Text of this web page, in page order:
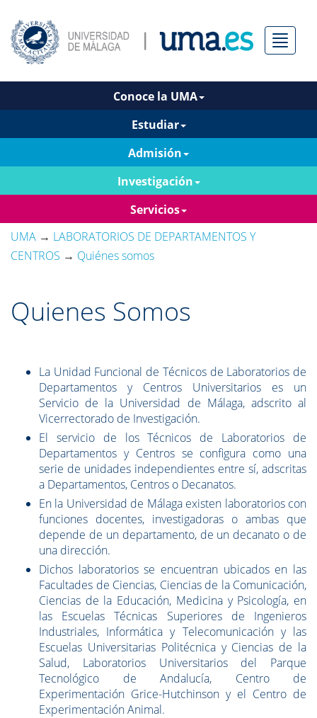
Menú
Conoce la UMA
Estudiar
Admisión
Investigación
Servicios
UMA → LABORATORIOS DE DEPARTAMENTOS Y
CENTROS → Quiénes somos
Quienes Somos
La Unidad Funcional de Técnicos de Laboratorios de
Departamentos y Centros Universitarios es un
Servicio de la Universidad de Málaga, adscrito al
Vicerrectorado de Investigación.
El servicio de los Técnicos de Laboratorios de
Departamentos y Centros se configura como una
serie de unidades independientes entre sí, adscritas
a Departamentos, Centros o Decanatos.
En la Universidad de Málaga existen laboratorios con
funciones docentes, investigadoras o ambas que
depende de un departamento, de un decanato o de
una dirección.
Dichos laboratorios se encuentran ubicados en las
Facultades de Ciencias, Ciencias de la Comunicación,
Ciencias de la Educación, Medicina y Psicología, en
las Escuelas Técnicas Superiores de Ingenieros
Industriales, Informática y Telecomunicación y las
Escuelas Universitarias Politécnica y Ciencias de la
Salud, Laboratorios Universitarios del Parque
Tecnológico de Andalucía, Centro de
Experimentación Grice-Hutchinson y el Centro de
Experimentación Animal.